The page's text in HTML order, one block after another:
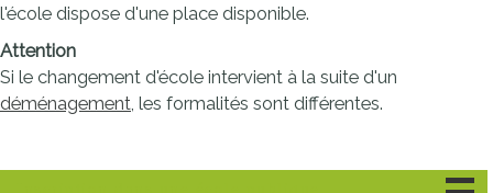
l'école dispose d'une place disponible.
Attention
Si le changement d'école intervient à la suite d'un
déménagement, les formalités sont différentes.